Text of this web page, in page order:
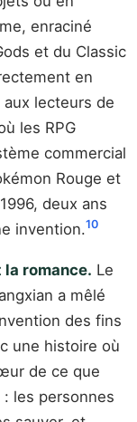
enraciné
et du Classic
en
lecteurs de
les RPG
commercial
Rouge et
deux ans
invention.10
la romance. Le
a mêlé
des fins
une histoire où
de ce que
les personnes